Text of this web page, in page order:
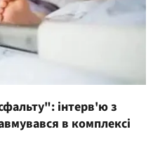
інтерв'ю з
в комплексі